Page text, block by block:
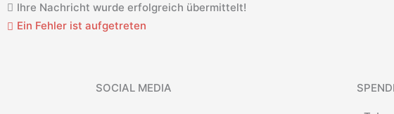
Ihre Nachricht wurde erfolgreich übermittelt!
Ein Fehler ist aufgetreten
SOCIAL MEDIA